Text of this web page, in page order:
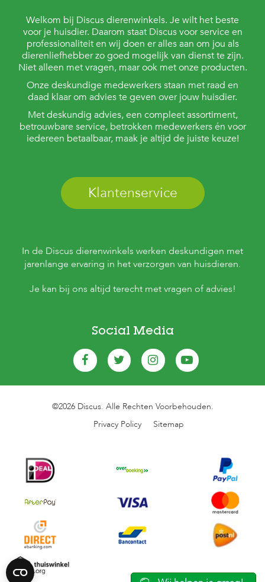
Welkom bij Discus dierenwinkels. Je wilt het beste
voor je huisdier. Daarom staat Discus voor service en
professionaliteit en wij doen er alles aan om jou als
dierenliefhebber zo goed mogelijk van dienst te zijn.
Niet alleen met vragen, maar ook met onze producten.
Onze deskundige medewerkers staan met raad en
daad klaar om advies te geven over jouw huisdier.
Met deskundig advies, een compleet assortiment,
betrouwbare service, betrokken medewerkers én voor
iedereen betaalbaar, maak je altijd de juiste keuze!
Klantenservice
In de Discus dierenwinkels werken deskundigen met
jarenlange ervaring in het verzorgen van huisdieren.
Je kan bij ons altijd terecht met vragen of advies!
Social Media
©2026 Discus. Alle Rechten Voorbehouden.
Privacy Policy
Sitemap